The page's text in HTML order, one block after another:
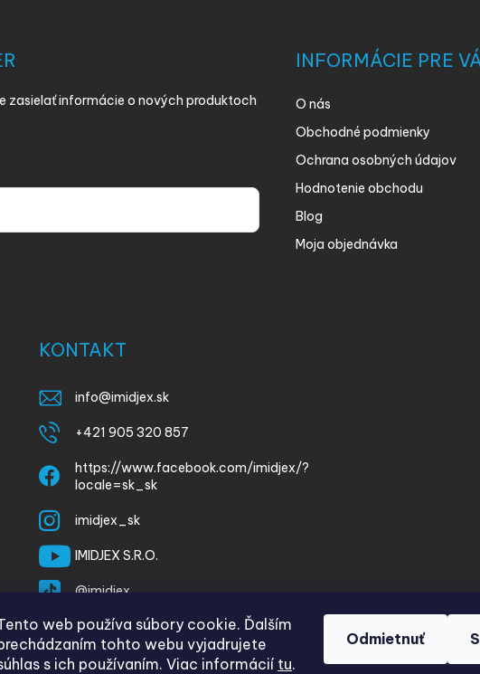
web používa súbory cookie. Ďalším
tohto webu vyjadrujete
s ich používaním. Viac informácií tu.
Odmietnuť
zasielať informácie o nových produktoch
INFORMÁCIE PRE
O nás
Obchodné podmienky
Ochrana osobných údajov
Hodnotenie obchodu
Blog
Moja objednávka
KONTAKT
info@imidjex.sk
+421 905 320 857
https://www.facebook.com/imidjex/?
locale=sk_sk
imidjex_sk
IMIDJEX S.R.O.
@imidjex